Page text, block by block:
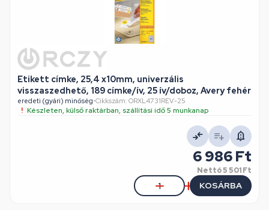
Etikett címke, 25,4 x10mm, univerzális
visszaszedhető, 189 címke/ív, 25 ív/doboz, Avery fehér
eredeti (gyári) minőség•Cikkszám: ORXL4731REV-25
Készleten, külső raktárban, szállítási idő 5 munkanap
6 986 Ft
Nettó5 501 Ft
KOSÁRBA